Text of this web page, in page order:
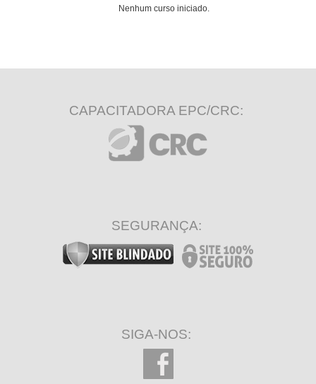
Nenhum curso iniciado.
CAPACITADORA EPC/CRC:
SEGURANÇA:
SIGA-NOS: